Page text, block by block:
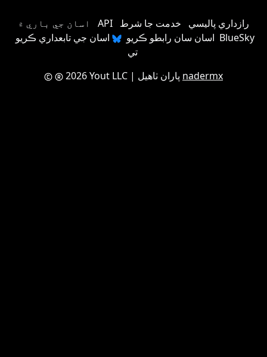
اسان جي باري ۾ API رازداري پاليسي
خدمت جا شرط
اسان سان رابطو ڪريو
اسان جي تابعداري ڪريو BlueSky
تي
2026 Yout LLC
nadermx